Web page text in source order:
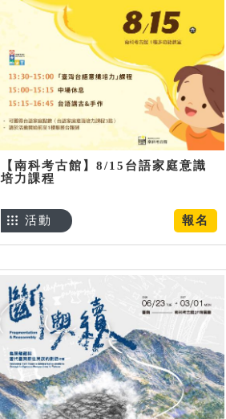
【南科考古館】8/15台語家庭意識
培力課程
報名
活動